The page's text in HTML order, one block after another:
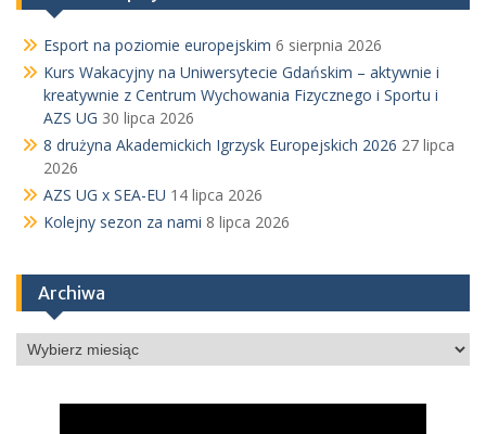
Esport na poziomie europejskim 6 sierpnia 2026
Kurs Wakacyjny na Uniwersytecie Gdańskim – aktywnie i
kreatywnie z Centrum Wychowania Fizycznego i Sportu i
AZS UG 30 lipca 2026
8 drużyna Akademickich Igrzysk Europejskich 2026 27 lipca
2026
AZS UG x SEA-EU 14 lipca 2026
Kolejny sezon za nami 8 lipca 2026
Archiwa
Archiwa